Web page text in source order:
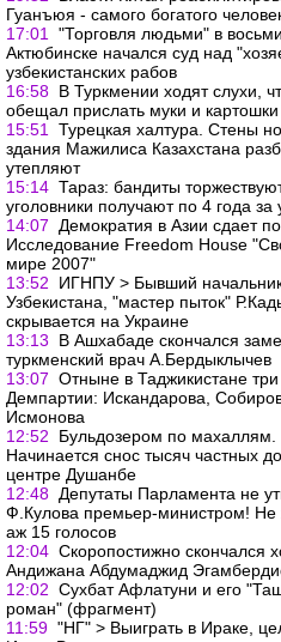
Гуанъюя - самого богатого
17:01
"Торговля людьми" в
Актюбинске начался суд над
узбекистанских рабов
16:58 В Туркмении ходят слухи,
обещал прислать муки и картошки
15:51
Турецкая халтура. Стены
здания Мажилиса Казахстана
утепляют
15:14 Тараз: бандиты
уголовники получают по 4 года за
14:07
Демократия в Азии сдает
Исследование Freedom House
мире 2007"
13:52
ИГНПУ > Бывший
Узбекистана, "мастер пыток"
скрывается на Украине
13:13
В Ашхабаде скончался
туркменский врач А.Бердыклычев
13:07 Отныне в Таджикистане три
Демпартии: Искандарова,
Исмонова
12:52
Бульдозером по махаллям.
Начинается снос тысяч частных
центре Душанбе
12:48 Депутаты Парламента не
Ф.Кулова премьер-министром! Не
аж 15 голосов
12:04 Cкоропостижно скончался
Андижана Абдумаджид
12:02 Сухбат Афлатуни и его
роман" (фрагмент)
11:59 "НГ" > Выиграть в Ираке,